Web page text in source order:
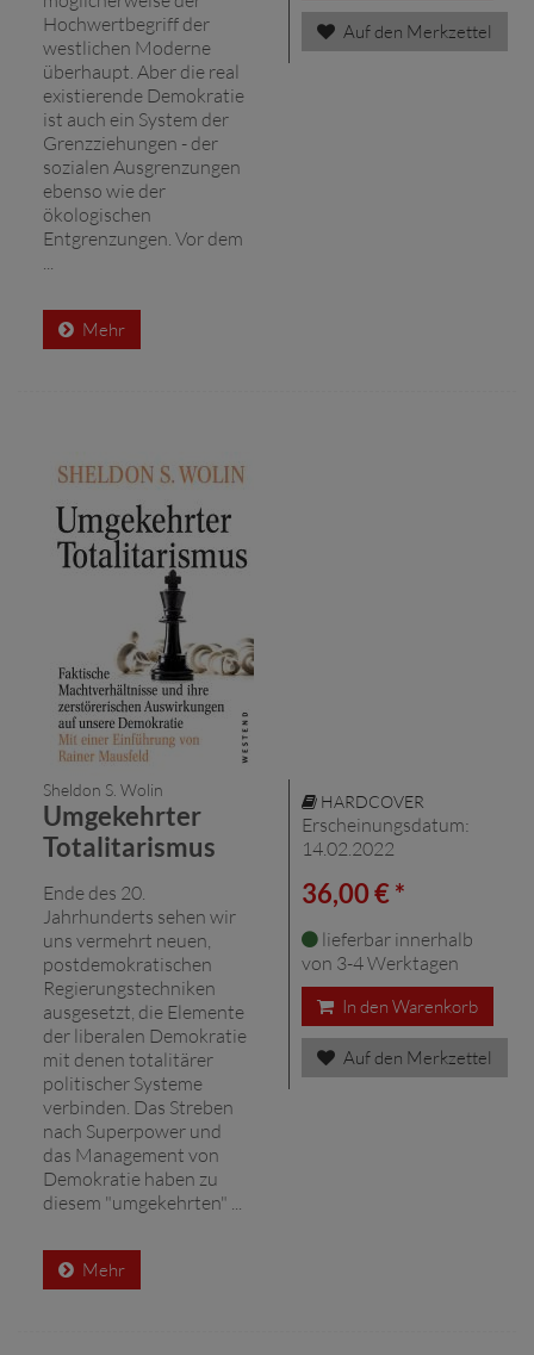
Hochwertbegriff der
westlichen Moderne
überhaupt. Aber die real
existierende Demokratie
ist auch ein System der
Grenzziehungen - der
sozialen Ausgrenzungen
ebenso wie der
ökologischen
Entgrenzungen. Vor dem
Mehr
Auf den Merkzettel
Sheldon S. Wolin
Umgekehrter
Totalitarismus
Ende des 20.
Jahrhunderts sehen wir
uns vermehrt neuen,
postdemokratischen
Regierungstechniken
ausgesetzt, die Elemente
der liberalen Demokratie
mit denen totalitärer
politischer Systeme
verbinden. Das Streben
nach Superpower und
das Management von
Demokratie haben zu
diesem "umgekehrten" ...
Mehr
HARDCOVER
Erscheinungsdatum:
14.02.2022
36,00 € *
lieferbar innerhalb
von 3-4 Werktagen
In den Warenkorb
Auf den Merkzettel